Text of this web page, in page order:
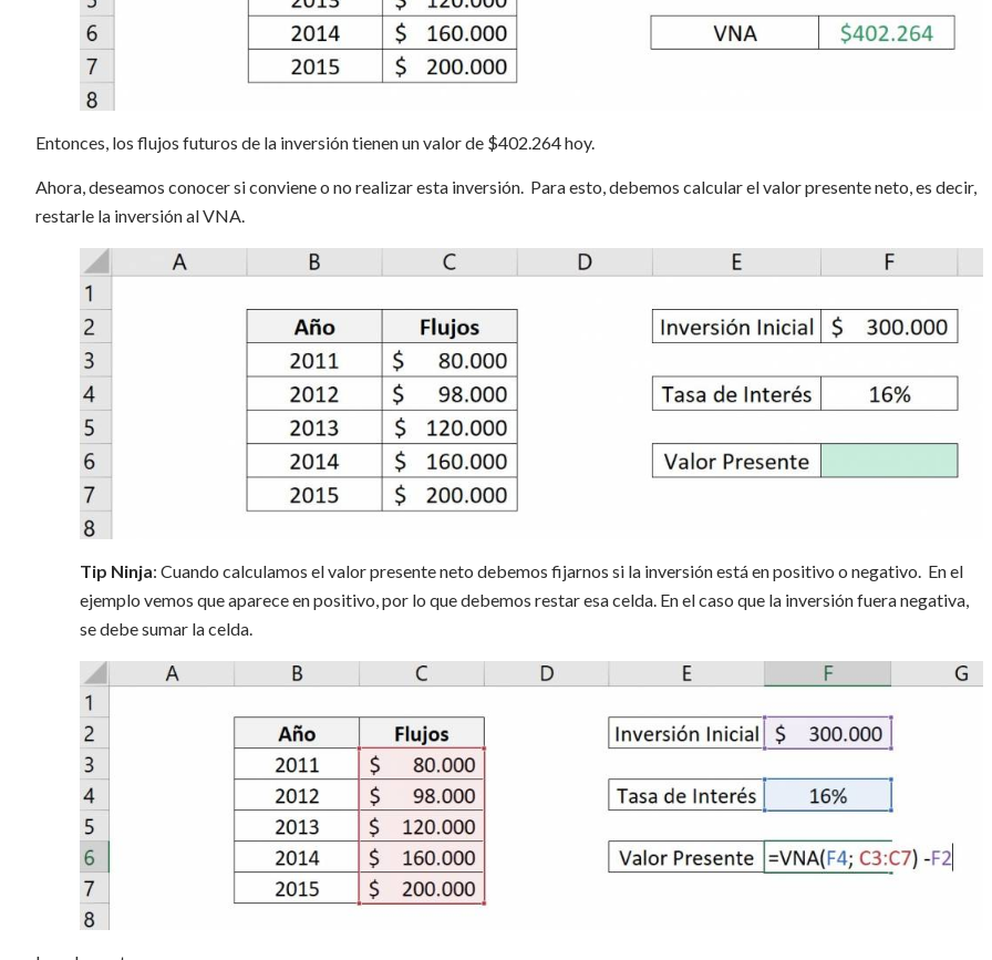
Entonces, los flujos futuros de la inversión tienen un valor de $402.264 hoy.
Ahora, deseamos conocer si conviene o no realizar esta inversión. Para esto, debemos calcular el valor presente neto, es decir,
restarle la inversión al VNA.
Tip Ninja: Cuando calculamos el valor presente neto debemos fijarnos si la inversión está en positivo o negativo. En el
ejemplo vemos que aparece en positivo, por lo que debemos restar esa celda. En el caso que la inversión fuera negativa,
se debe sumar la celda.